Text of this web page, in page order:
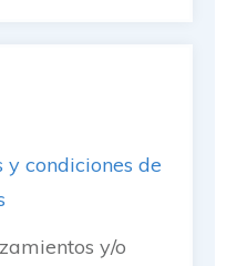
y condiciones de
y/o